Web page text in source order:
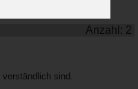
Anzahl: 2
sind.